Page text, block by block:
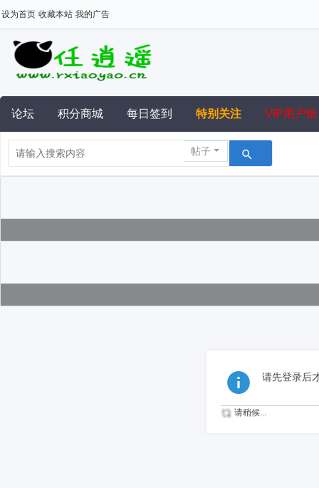
设为首页 收藏本站 我的广告
论坛 积分商城 每日签到 特别关注 VIP用户组
帖子
请先登录后
请稍候...